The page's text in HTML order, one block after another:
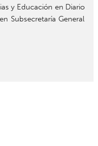
y Educación en Diario
Subsecretaría General